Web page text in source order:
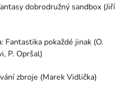
dobrodružný sandbox (Jiří
Fantastika pokaždé jinak (O.
P. Opršal)
zbroje (Marek Vidlička)